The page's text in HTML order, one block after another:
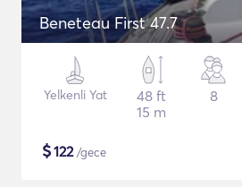
Beneteau First 47.7
Yelkenli Yat
48 ft
15 m
8
$122/gece